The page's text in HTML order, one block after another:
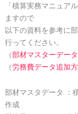
「積算実務マニュア
ますので
以下の資料を参考に
行ってください。
（部材マスターデー
（労務費データ追加
部材マスタデータ ：
作成